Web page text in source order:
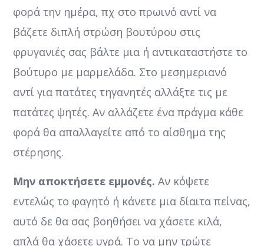
φορά την ημέρα, πχ στο πρωινό αντί να
βάζετε διπλή στρώση βουτύρου στις
φρυγανιές σας βάλτε μια ή αντικαταστήστε το
βούτυρο με μαρμελάδα. Στο μεσημεριανό
αντί για πατάτες τηγανητές αλλάξτε τις με
πατάτες ψητές. Αν αλλάζετε ένα πράγμα κάθε
φορά θα απαλλαγείτε από το αίσθημα της
στέρησης.
Μην αποκτήσετε εμμονές.Αν κόψετε
εντελώς το φαγητό ή κάνετε μια δίαιτα πείνας,
αυτό δε θα σας βοηθήσει να χάσετε κιλά,
απλά θα χάσετε υγρά. Το να μην τρώτε